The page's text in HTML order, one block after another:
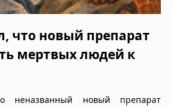
что новый препарат
мертвых людей к
неназванный новый препарат